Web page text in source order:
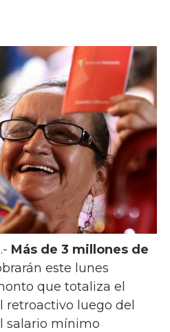
Más de 3 millones de
este lunes
que totaliza el
retroactivo luego del
salario mínimo